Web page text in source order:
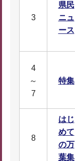
3
県民
ニュ
ース
4
～
7
特集
8
はじ
めて
の万
葉集